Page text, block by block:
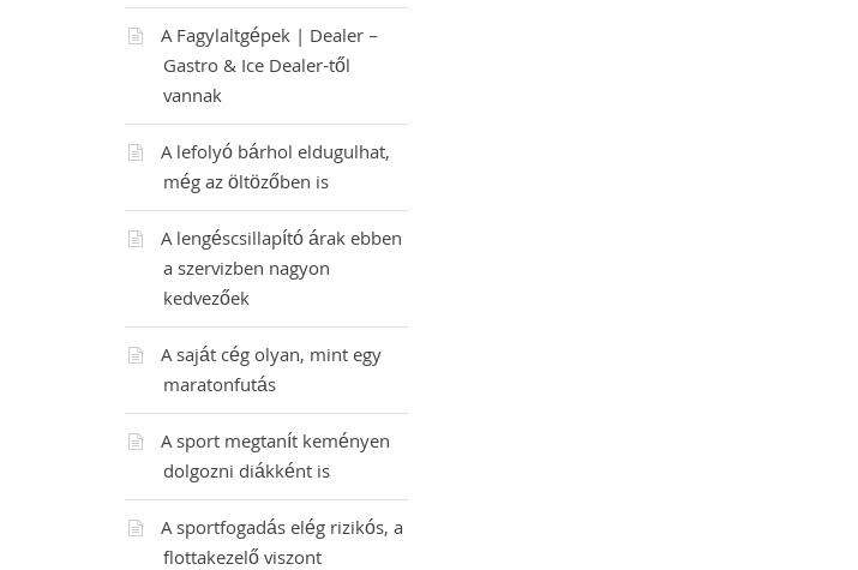
A Fagylaltgépek | Dealer –
Gastro & Ice Dealer-től
vannak
A lefolyó bárhol eldugulhat,
még az öltözőben is
A lengéscsillapító árak ebben
a szervizben nagyon
kedvezőek
A saját cég olyan, mint egy
maratonfutás
A sport megtanít keményen
dolgozni diákként is
A sportfogadás elég rizikós, a
flottakezelő viszont